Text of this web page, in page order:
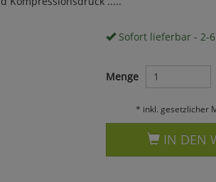
Sofort lieferbar - 2-6
Menge
* inkl. gesetzlicher
IN DEN